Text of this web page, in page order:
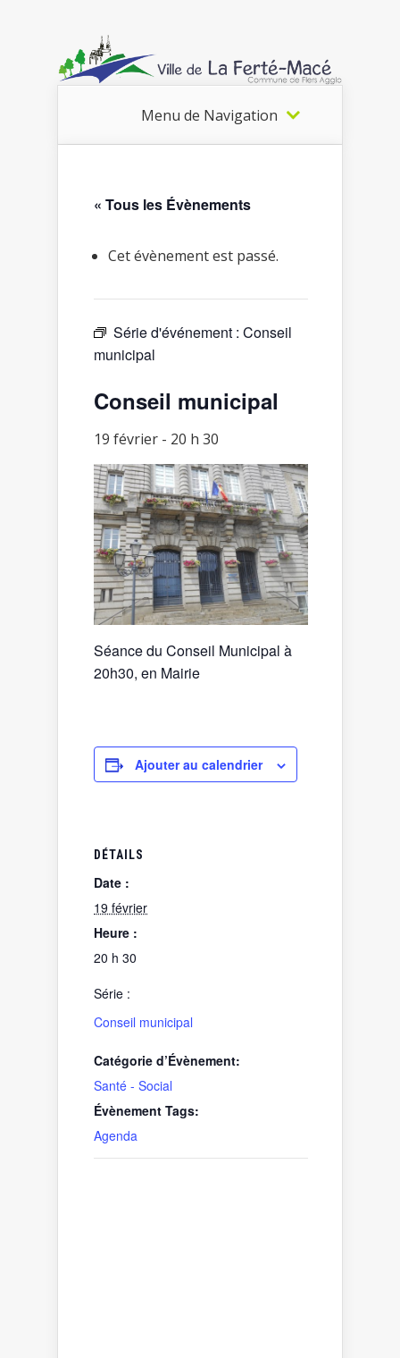
Menu de Navigation
« Tous les Évènements
Cet évènement est passé.
Série d'événement : Conseil
municipal
Conseil municipal
19 février - 20 h 30
Séance du Conseil Municipal à
20h30, en Mairie
Ajouter au calendrier
DÉTAILS
Date :
19 février
Heure :
20 h 30
Série :
Conseil municipal
Catégorie d’Évènement:
Santé - Social
Évènement Tags:
Agenda